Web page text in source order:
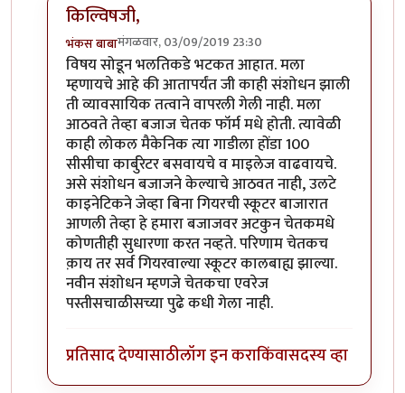
किल्विषजी,
भंकस बाबामंगळवार, 03/09/2019 23:30
In reply toइथंच इंडिया मार खाते.byतमराज किल्विष
विषय सोडून भलतिकडे भटकत आहात. मला
म्हणायचे आहे की आतापर्यंत जी काही संशोधन झाली
ती व्यावसायिक तत्वाने वापरली गेली नाही. मला
आठवते तेव्हा बजाज चेतक फॉर्म मधे होती. त्यावेळी
काही लोकल मैकेनिक त्या गाडीला होंडा 100
सीसीचा कार्बुरेटर बसवायचे व माइलेज वाढवायचे.
असे संशोधन बजाजने केल्याचे आठवत नाही, उलटे
काइनेटिकने जेव्हा बिना गियरची स्कूटर बाजारात
आणली तेव्हा हे हमारा बजाजवर अटकुन चेतकमधे
कोणतीही सुधारणा करत नव्हते. परिणाम चेतकच
क़ाय तर सर्व गियरवाल्या स्कूटर कालबाह्य झाल्या.
नवीन संशोधन म्हणजे चेतकचा एवरेज
पस्तीसचाळीसच्या पुढे कधी गेला नाही.
प्रतिसाद देण्यासाठीलॉग इन कराकिंवासदस्य व्हा